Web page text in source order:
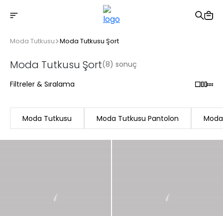
2500 TL üzeri ücretsiz kargo
Moda Tutkusu Moda Tutkusu Şort
Moda Tutkusu Şort(8) sonuç
Filtreler & Sıralama
Moda Tutkusu Moda Tutkusu Pantolon